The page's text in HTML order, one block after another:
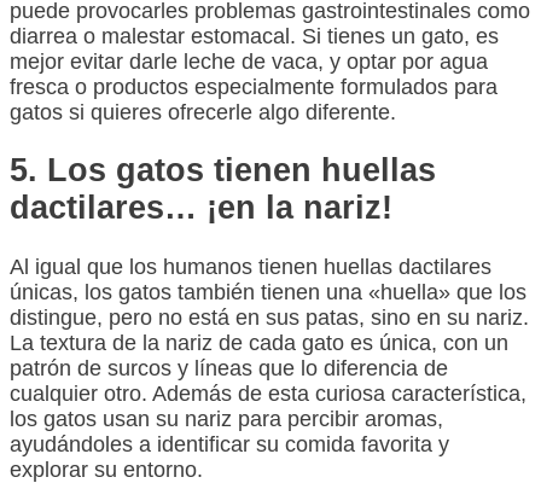
puede provocarles problemas gastrointestinales como
diarrea o malestar estomacal. Si tienes un gato, es
mejor evitar darle leche de vaca, y optar por agua
fresca o productos especialmente formulados para
gatos si quieres ofrecerle algo diferente.
5. Los gatos tienen huellas
dactilares… ¡en la nariz!
Al igual que los humanos tienen huellas dactilares
únicas, los gatos también tienen una «huella» que los
distingue, pero no está en sus patas, sino en su nariz.
La textura de la nariz de cada gato es única, con un
patrón de surcos y líneas que lo diferencia de
cualquier otro. Además de esta curiosa característica,
los gatos usan su nariz para percibir aromas,
ayudándoles a identificar su comida favorita y
explorar su entorno.